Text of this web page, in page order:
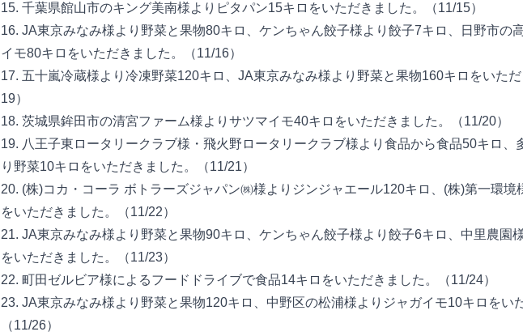
15. 千葉県館山市のキング美南様よりピタパン15キロをいただきました。（11/15）
16. JA東京みなみ様より野菜と果物80キロ、ケンちゃん餃子様より餃子7キロ、日野市の
イモ80キロをいただきました。（11/16）
17. 五十嵐冷蔵様より冷凍野菜120キロ、JA東京みなみ様より野菜と果物160キロをいた
19）
18. 茨城県鉾田市の清宮ファーム様よりサツマイモ40キロをいただきました。（11/20）
19. 八王子東ロータリークラブ様・飛火野ロータリークラブ様より食品から食品50キロ、
り野菜10キロをいただきました。（11/21）
20. (株)コカ・コーラ ボトラーズジャパン㈱様よりジンジャエール120キロ、(株)第一環境
をいただきました。（11/22）
21. JA東京みなみ様より野菜と果物90キロ、ケンちゃん餃子様より餃子6キロ、中里農園
をいただきました。（11/23）
22. 町田ゼルビア様によるフードドライブで食品14キロをいただきました。（11/24）
23. JA東京みなみ様より野菜と果物120キロ、中野区の松浦様よりジャガイモ10キロをい
（11/26）